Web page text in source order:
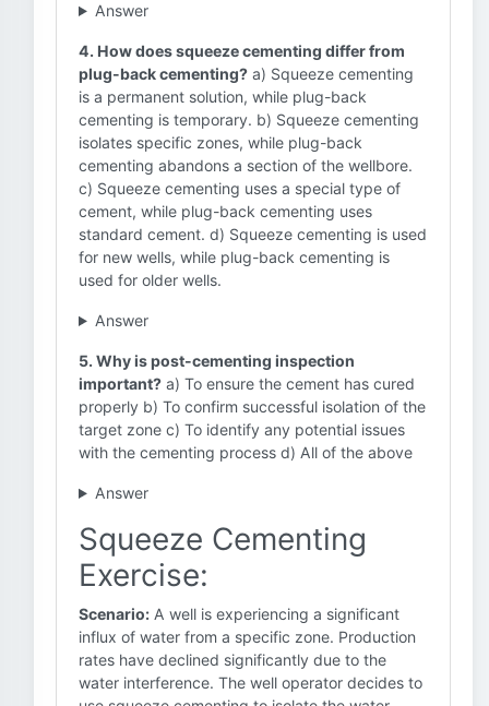
Answer
4. How does squeeze cementing differ from
plug-back cementing? a) Squeeze cementing
is a permanent solution, while plug-back
cementing is temporary. b) Squeeze cementing
isolates specific zones, while plug-back
cementing abandons a section of the wellbore.
c) Squeeze cementing uses a special type of
cement, while plug-back cementing uses
standard cement. d) Squeeze cementing is used
for new wells, while plug-back cementing is
used for older wells.
Answer
5. Why is post-cementing inspection
important? a) To ensure the cement has cured
properly b) To confirm successful isolation of the
target zone c) To identify any potential issues
with the cementing process d) All of the above
Answer
Squeeze Cementing
Exercise:
Scenario: A well is experiencing a significant
influx of water from a specific zone. Production
rates have declined significantly due to the
water interference. The well operator decides to